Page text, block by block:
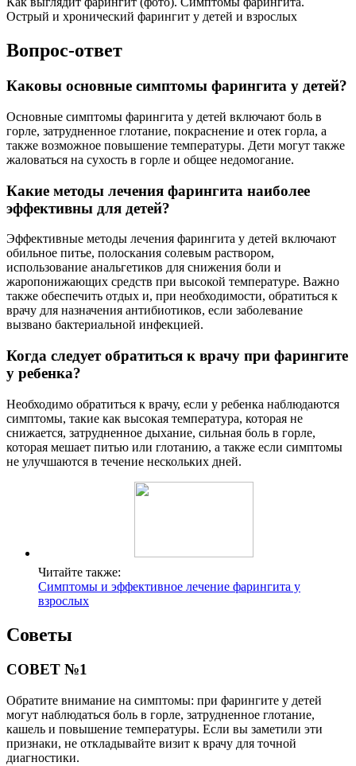
Острый и хронический фарингит у детей и взрослых
Вопрос-ответ
Каковы основные симптомы фарингита у детей?
Основные симптомы фарингита у детей включают боль в
горле, затрудненное глотание, покраснение и отек горла, а
также возможное повышение температуры. Дети могут также
жаловаться на сухость в горле и общее недомогание.
Какие методы лечения фарингита наиболее
эффективны для детей?
Эффективные методы лечения фарингита у детей включают
обильное питье, полоскания солевым раствором,
использование анальгетиков для снижения боли и
жаропонижающих средств при высокой температуре. Важно
также обеспечить отдых и, при необходимости, обратиться к
врачу для назначения антибиотиков, если заболевание
вызвано бактериальной инфекцией.
Когда следует обратиться к врачу при фарингите
у ребенка?
Необходимо обратиться к врачу, если у ребенка наблюдаются
симптомы, такие как высокая температура, которая не
снижается, затрудненное дыхание, сильная боль в горле,
которая мешает питью или глотанию, а также если симптомы
не улучшаются в течение нескольких дней.
Читайте также:
Симптомы и эффективное лечение фарингита у
взрослых
Советы
СОВЕТ №1
Обратите внимание на симптомы: при фарингите у детей
могут наблюдаться боль в горле, затрудненное глотание,
кашель и повышение температуры. Если вы заметили эти
признаки, не откладывайте визит к врачу для точной
диагностики.